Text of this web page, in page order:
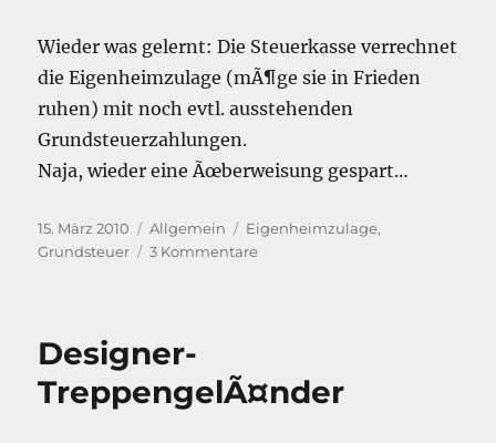
Wieder was gelernt: Die Steuerkasse verrechnet
die Eigenheimzulage (mÃ¶ge sie in Frieden
ruhen) mit noch evtl. ausstehenden
Grundsteuerzahlungen.
Naja, wieder eine Ãœberweisung gespart…
Veröffentlicht
am
15. März 2010 Kategorien
Allgemein Schlagwörter
Eigenheimzulage,
Grundsteuer
3 Kommentarezu
Designer-
TreppengelÃ¤nder